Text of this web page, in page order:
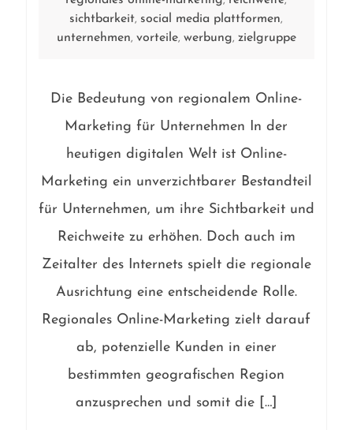
sichtbarkeit, social media plattformen,
unternehmen, vorteile, werbung, zielgruppe
Die Bedeutung von regionalem Online-
Marketing für Unternehmen In der
heutigen digitalen Welt ist Online-
Marketing ein unverzichtbarer Bestandteil
für Unternehmen, um ihre Sichtbarkeit und
Reichweite zu erhöhen. Doch auch im
Zeitalter des Internets spielt die regionale
Ausrichtung eine entscheidende Rolle.
Regionales Online-Marketing zielt darauf
ab, potenzielle Kunden in einer
bestimmten geografischen Region
anzusprechen und somit die […]